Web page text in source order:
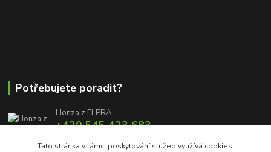
Potřebujete poradit?
Honza z ELPRA
+420 545 423 683
Tato stránka v rámci poskytování služeb využívá cookies.